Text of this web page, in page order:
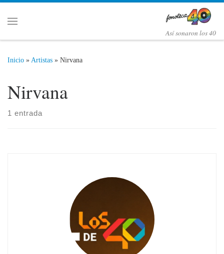
Así­ sonaron los 40
Inicio »Artistas » Nirvana
Nirvana
1 entrada